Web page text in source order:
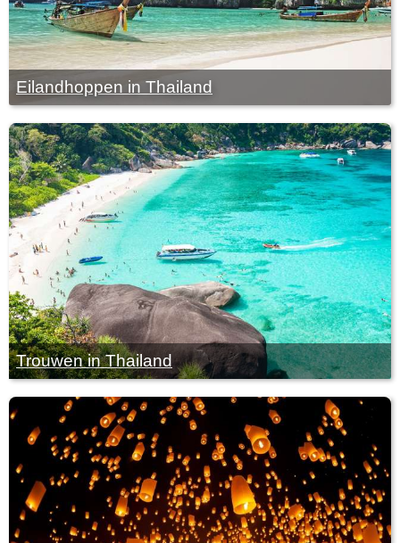
Eilandhoppen in Thailand
Trouwen in Thailand